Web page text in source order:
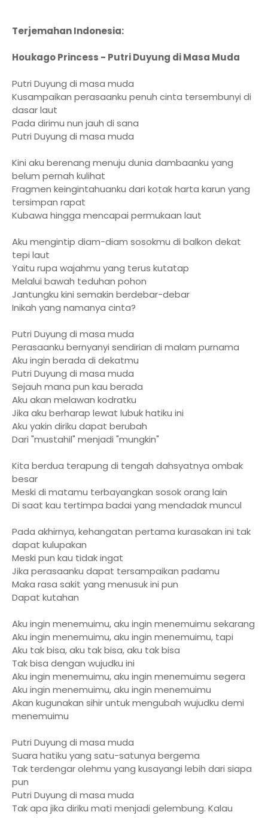
Terjemahan Indonesia:
Houkago Princess - Putri Duyung di Masa Muda
Putri Duyung di masa muda
Kusampaikan perasaanku penuh cinta tersembunyi di
dasar laut
Pada dirimu nun jauh di sana
Putri Duyung di masa muda
Kini aku berenang menuju dunia dambaanku yang
belum pernah kulihat
Fragmen keingintahuanku dari kotak harta karun yang
tersimpan rapat
Kubawa hingga mencapai permukaan laut
Aku mengintip diam-diam sosokmu di balkon dekat
tepi laut
Yaitu rupa wajahmu yang terus kutatap
Melalui bawah teduhan pohon
Jantungku kini semakin berdebar-debar
Inikah yang namanya cinta?
Putri Duyung di masa muda
Perasaanku bernyanyi sendirian di malam purnama
Aku ingin berada di dekatmu
Putri Duyung di masa muda
Sejauh mana pun kau berada
Aku akan melawan kodratku
Jika aku berharap lewat lubuk hatiku ini
Aku yakin diriku dapat berubah
Dari "mustahil" menjadi "mungkin"
Kita berdua terapung di tengah dahsyatnya ombak
besar
Meski di matamu terbayangkan sosok orang lain
Di saat kau tertimpa badai yang mendadak muncul
Pada akhirnya, kehangatan pertama kurasakan ini tak
dapat kulupakan
Meski pun kau tidak ingat
Jika perasaanku dapat tersampaikan padamu
Maka rasa sakit yang menusuk ini pun
Dapat kutahan
Aku ingin menemuimu, aku ingin menemuimu sekarang
Aku ingin menemuimu, aku ingin menemuimu, tapi
Aku tak bisa, aku tak bisa, aku tak bisa
Tak bisa dengan wujudku ini
Aku ingin menemuimu, aku ingin menemuimu segera
Aku ingin menemuimu, aku ingin menemuimu
Akan kugunakan sihir untuk mengubah wujudku demi
menemuimu
Putri Duyung di masa muda
Suara hatiku yang satu-satunya bergema
Tak terdengar olehmu yang kusayangi lebih dari siapa
pun
Putri Duyung di masa muda
Tak apa jika diriku mati menjadi gelembung. Kalau